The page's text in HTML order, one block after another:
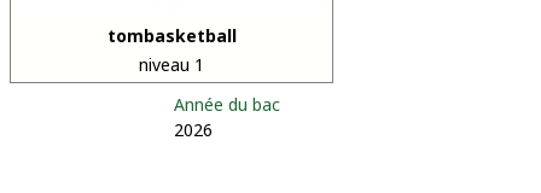
tombasketball
niveau 1
Année du bac
2026